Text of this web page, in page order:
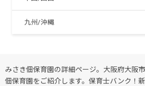
九州/沖縄
みさき佃保育園の詳細ページ。大阪府大阪
佃保育園をご紹介します。保育士バンク！